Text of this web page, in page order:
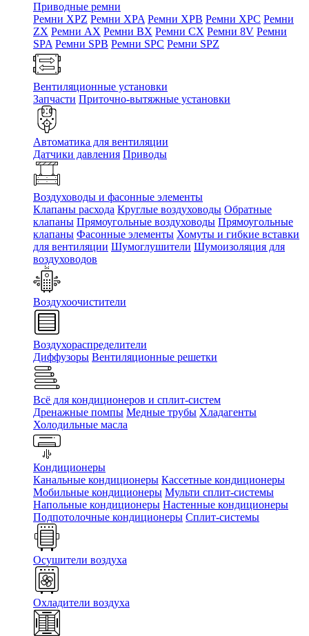
Приводные ремни
Ремни XPZ Ремни XPA Ремни XPB Ремни XPC Ремни
ZX Ремни AX Ремни BX Ремни CX Ремни 8V Ремни
SPA Ремни SPB Ремни SPC Ремни SPZ
Вентиляционные установки
Запчасти Приточно-вытяжные установки
Автоматика для вентиляции
Датчики давления Приводы
Воздуховоды и фасонные элементы
Клапаны расхода Круглые воздуховоды Обратные
клапаны Прямоугольные воздуховоды Прямоугольные
клапаны Фасонные элементы Хомуты и гибкие вставки
для вентиляции Шумоглушители Шумоизоляция для
воздуховодов
Воздухоочистители
Воздухораспределители
Диффузоры Вентиляционные решетки
Всё для кондиционеров и сплит-систем
Дренажные помпы Медные трубы Хладагенты
Холодильные масла
Кондиционеры
Канальные кондиционеры Кассетные кондиционеры
Мобильные кондиционеры Мульти сплит-системы
Напольные кондиционеры Настенные кондиционеры
Подпотолочные кондиционеры Сплит-системы
Осушители воздуха
Охладители воздуха